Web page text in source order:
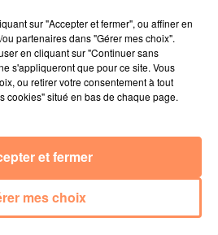
Dadju
pour mettre en
à la pétanque
nuit !
électrifiés pour 2023 !
sur "Accepter et fermer", ou affiner en
partenaires dans "Gérer mes choix".
en cliquant sur "Continuer sans
s'appliqueront que pour ce site. Vous
ou retirer votre consentement à tout
cookies" situé en bas de chaque page.
mes choix
et fermer